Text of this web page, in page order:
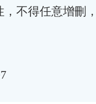
不得任意增刪